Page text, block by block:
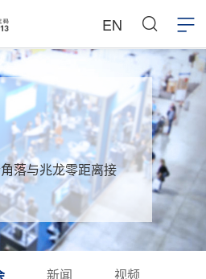
EN
落与兆龙零距离接
新闻 视频